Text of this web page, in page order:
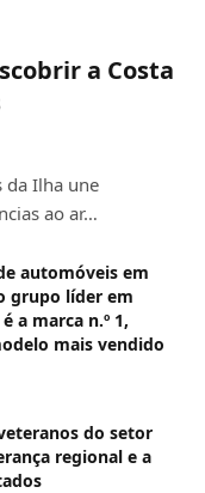
a Costa
da Ilha une
ao ar…
automóveis em
grupo líder em
a marca n.º 1,
mais vendido
do setor
regional e a